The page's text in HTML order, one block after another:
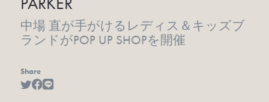
中場 直が手がけるレディス＆キッズブ
ランドがPOP UP SHOPを開催
Share